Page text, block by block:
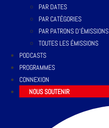
PAR DATES
PAR CATÉGORIES
PAR PATRONS D’ÉMISSIONS
TOUTES LES ÉMISSIONS
PODCASTS
PROGRAMMES
CONNEXION
NOUS SOUTENIR